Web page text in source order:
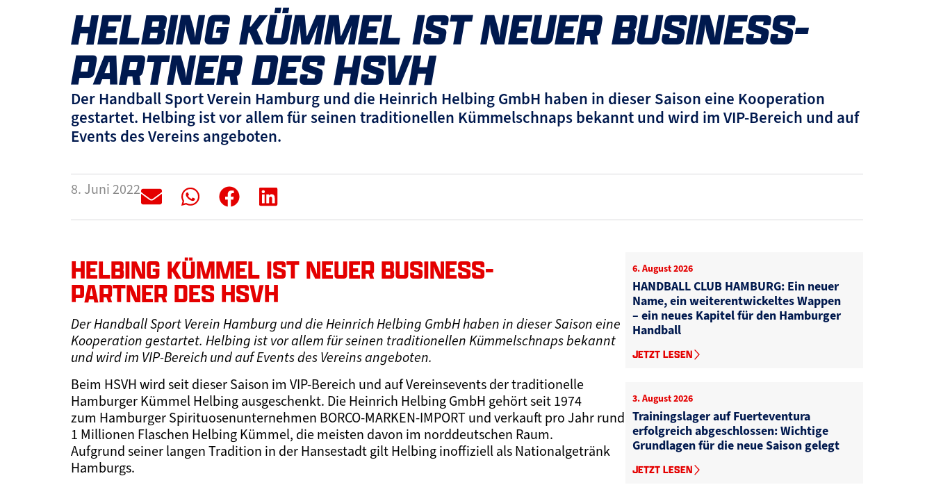
HELBING KÜMMEL IST NEUER BUSINESS-
PARTNER DES HSVH
Der Handball Sport Verein Hamburg und die Heinrich Helbing GmbH haben in dieser Saison eine Kooperation
gestartet. Helbing ist vor allem für seinen traditionellen Kümmelschnaps bekannt und wird im VIP-Bereich und auf
Events des Vereins angeboten.
8. Juni 2022
HELBING KÜMMEL IST NEUER BUSINESS-
PARTNER DES HSVH
Der Handball Sport Verein Hamburg und die Heinrich Helbing GmbH haben in dieser Saison eine
Kooperation gestartet. Helbing ist vor allem für seinen traditionellen Kümmelschnaps bekannt
und wird im VIP-Bereich und auf Events des Vereins angeboten.
Beim HSVH wird seit dieser Saison im VIP-Bereich und auf Vereinsevents der traditionelle
Hamburger Kümmel Helbing ausgeschenkt. Die Heinrich Helbing GmbH gehört seit 1974
zum Hamburger Spirituosenunternehmen BORCO-MARKEN-IMPORT und verkauft pro Jahr rund
1 Millionen Flaschen Helbing Kümmel, die meisten davon im norddeutschen Raum.
Aufgrund seiner langen Tradition in der Hansestadt gilt Helbing inoffiziell als Nationalgetränk
Hamburgs.
6. August 2026
HANDBALL CLUB HAMBURG: Ein neuer
Name, ein weiterentwickeltes Wappen
– ein neues Kapitel für den Hamburger
Handball
JETZT LESEN
3. August 2026
Trainingslager auf Fuerteventura
erfolgreich abgeschlossen: Wichtige
Grundlagen für die neue Saison gelegt
JETZT LESEN